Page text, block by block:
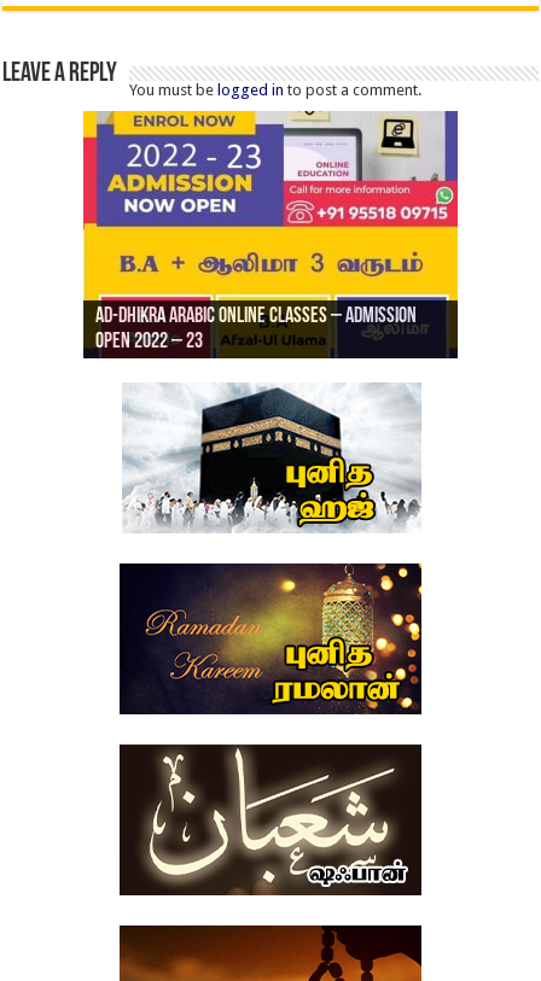
Leave a Reply
You must be logged in to post a comment.
Ad-Dhikra Arabic Online Classes – Admission
Open 2022 – 23
Ad-Dhikra Arabic Online Classes – BA Arabic
AD DHIKRA ARABIC COLLEGE ADMISSION
ரியாத் ஜும்ஆ தமிழாக்கம், Jamia Al Hajiri
Masjid (Kuwait Masjid), Malaz, Riyadh